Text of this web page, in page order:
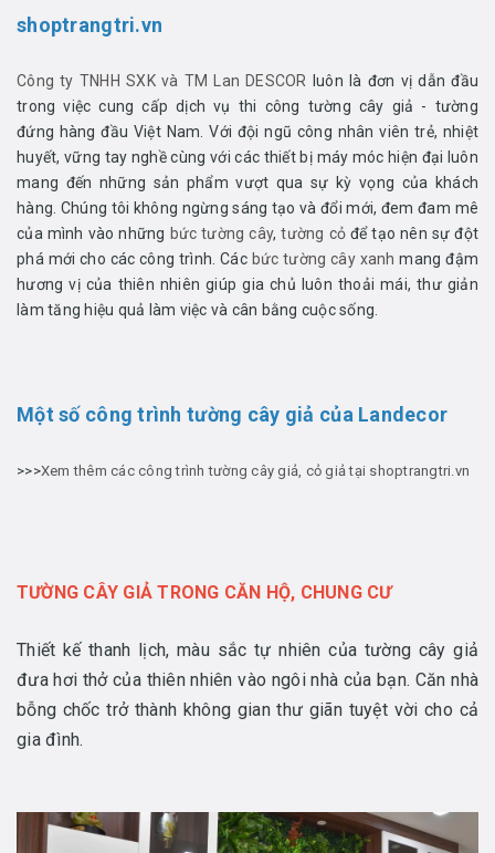
shoptrangtri.vn
Công ty TNHH SXK và TM Lan DESCOR
luôn là đơn vị dẫn đầu
trong việc cung cấp dịch vụ thi công tường cây giả - tường
đứng hàng đầu Việt Nam. Với đội ngũ công nhân viên trẻ, nhiệt
huyết, vững tay nghề cùng với các thiết bị máy móc hiện đại luôn
mang đến những sản phẩm vượt qua sự kỳ vọng của khách
hàng. Chúng tôi không ngừng sáng tạo và đổi mới, đem đam mê
của mình vào những bức tường cây, tường cỏ để tạo nên sự đột
phá mới cho các công trình. Các bức tường cây xanh mang đậm
hương vị của thiên nhiên giúp gia chủ luôn thoải mái, thư giản
làm tăng hiệu quả làm việc và cân bằng cuộc sống.
Một số công trình tường cây giả của Landecor
>>>Xem thêm các công trình tường cây giả, cỏ giả tại shoptrangtri.vn
TƯỜNG CÂY GIẢ TRONG CĂN HỘ, CHUNG CƯ
Thiết kế thanh lịch, màu sắc tự nhiên của tường cây giả
đưa hơi thở của thiên nhiên vào ngôi nhà của bạn. Căn nhà
bỗng chốc trở thành không gian thư giãn tuyệt vời cho cả
gia đình.